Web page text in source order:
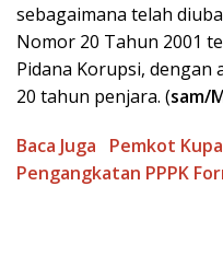
sebagaimana telah
Nomor 20 Tahun 2001
Pidana Korupsi, dengan
20 tahun penjara. (sam/
Baca Juga
Pemkot
Pengangkatan PPPK